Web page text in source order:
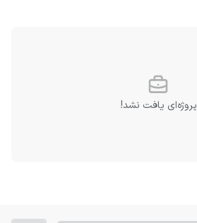
پروژه‌ای یافت نشد!